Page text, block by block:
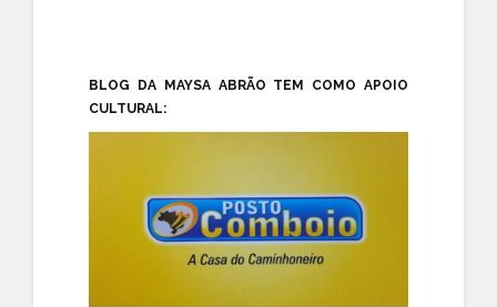
BLOG DA MAYSA ABRÃO TEM COMO APOIO
CULTURAL: